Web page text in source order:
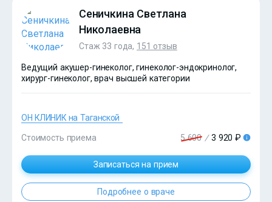
Сеничкина Светлана
Николаевна
Стаж 33 года, 151 отзыв
Ведущий акушер-гинеколог, гинеколог-эндокринолог,
хирург-гинеколог, врач высшей категории
ОН КЛИНИК на Таганской
Стоимость приема 5 600 / 3 920 ₽
Записаться на прием
Подробнее о враче